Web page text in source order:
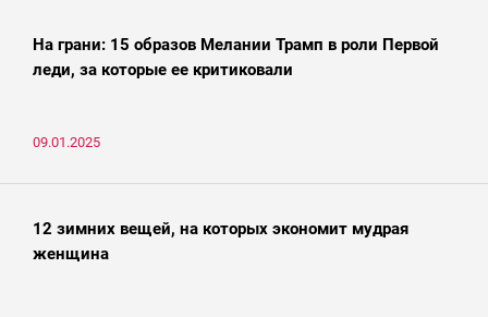
На грани: 15 образов Мелании Трамп в роли Первой
леди, за которые ее критиковали
09.01.2025
12 зимних вещей, на которых экономит мудрая
женщина